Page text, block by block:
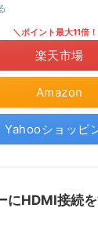
Amazon
＼ポイント最大11倍
楽天市場
Yahooショッピ
にHDMI接続